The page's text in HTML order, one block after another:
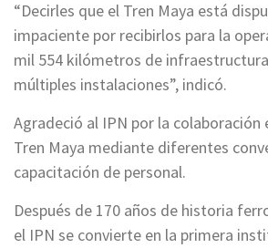
“Decirles que el Tren Maya está
impaciente por recibirlos para la
mil 554 kilómetros de
múltiples instalaciones”, indicó.
Agradeció al IPN por la colaboración
Tren Maya mediante diferentes
capacitación de personal.
Después de 170 años de historia
el IPN se convierte en la primera